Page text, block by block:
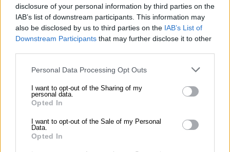
disclosure of your personal information by third parties on the
IAB’s list of downstream participants. This information may
also be disclosed by us to third parties on the IAB’s List of
Downstream Participants that may further disclose it to other
Personal Data Processing Opt Outs
I want to opt-out of the Sharing of my
personal data.
Opted In
I want to opt-out of the Sale of my Personal
Data.
Opted In
чувство
Тайна
Размытые детали и приглушенные цвета
придают картине загадочность, вызывая
желание разгадать скрытые истории и смыслы.
Уединение